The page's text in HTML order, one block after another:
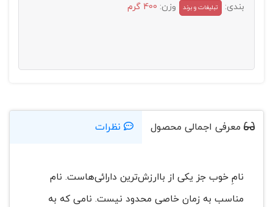
بندی:
تبليغات و برند وزن: 400 گرم
معرفی اجمالی محصول نظرات
نامِ خوب جز یکی از باارزش‌ترین دارائی‌هاست. نام
مناسب به زمان خاصی محدود نیست. نامی که به